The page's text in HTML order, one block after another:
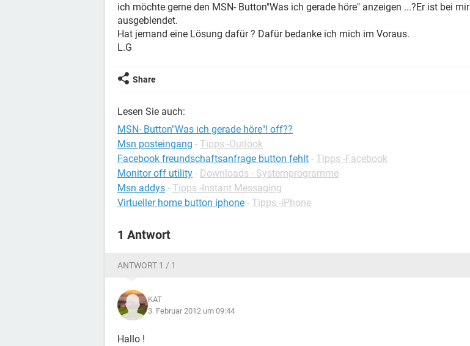
ich möchte gerne den MSN- Button"Was ich gerade höre" anzeigen ...?Er ist bei mir
ausgeblendet.
Hat jemand eine Lösung dafür ? Dafür bedanke ich mich im Voraus.
L.G
Share
Lesen Sie auch:
MSN- Button"Was ich gerade höre"! off??
Msn posteingang - Tipps -Outlook
Facebook freundschaftsanfrage button fehlt - Tipps -Facebook
Monitor off utility - Downloads - Systemprogramme
Msn addys - Tipps -Instant Messaging
Virtueller home button iphone - Tipps -iPhone
1 Antwort
ANTWORT 1 / 1
KAT
3. Februar 2012 um 09:44
Hallo !